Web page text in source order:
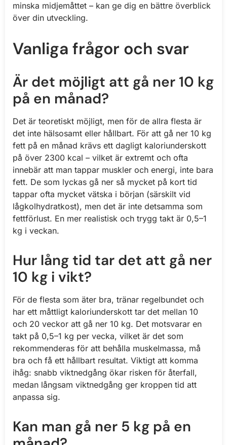
minska midjemåttet – kan ge dig en bättre överblick
över din utveckling.
Vanliga frågor och svar
Är det möjligt att gå ner 10 kg
på en månad?
Det är teoretiskt möjligt, men för de allra flesta är
det inte hälsosamt eller hållbart. För att gå ner 10 kg
fett på en månad krävs ett dagligt kaloriunderskott
på över 2300 kcal – vilket är extremt och ofta
innebär att man tappar muskler och energi, inte bara
fett. De som lyckas gå ner så mycket på kort tid
tappar ofta mycket vätska i början (särskilt vid
lågkolhydratkost), men det är inte detsamma som
fettförlust. En mer realistisk och trygg takt är 0,5–1
kg i veckan.
Hur lång tid tar det att gå ner
10 kg i vikt?
För de flesta som äter bra, tränar regelbundet och
har ett måttligt kaloriunderskott tar det mellan 10
och 20 veckor att gå ner 10 kg. Det motsvarar en
takt på 0,5–1 kg per vecka, vilket är det som
rekommenderas för att behålla muskelmassa, må
bra och få ett hållbart resultat. Viktigt att komma
ihåg: snabb viktnedgång ökar risken för återfall,
medan långsam viktnedgång ger kroppen tid att
anpassa sig.
Kan man gå ner 5 kg på en